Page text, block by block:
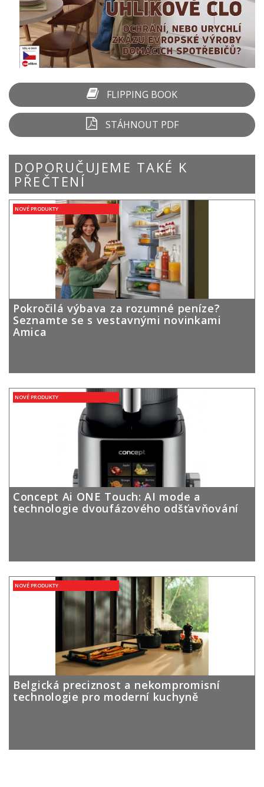
FLIPPING BOOK
STÁHNOUT PDF
DOPORUČUJEME TAKÉ K
PŘEČTENÍ
NOVÉ PRODUKTY
Pokročilá výbava za rozumné peníze?
Seznamte se s vestavnými novinkami
Amica
NOVÉ PRODUKTY
Concept Ai ONE Touch: AI mode a
technologie dvoufázového odšťavňování
NOVÉ PRODUKTY
Belgická preciznost a nekompromisní
technologie pro moderní kuchyně